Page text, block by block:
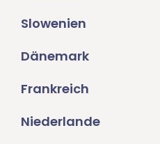
Slowenien
Dänemark
Frankreich
Niederlande